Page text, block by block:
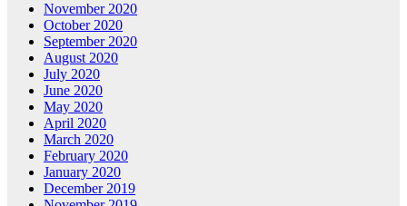
November 2020
October 2020
September 2020
August 2020
July 2020
June 2020
May 2020
April 2020
March 2020
February 2020
January 2020
December 2019